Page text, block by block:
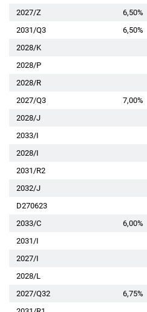
2027/Z
6,50%
2031/Q3
6,50%
2028/K
2028/P
2028/R
2027/Q3
7,00%
2028/J
2033/I
2028/I
2031/R2
2032/J
D270623
2033/C
6,00%
2031/I
2027/I
2028/L
2027/Q32
6,75%